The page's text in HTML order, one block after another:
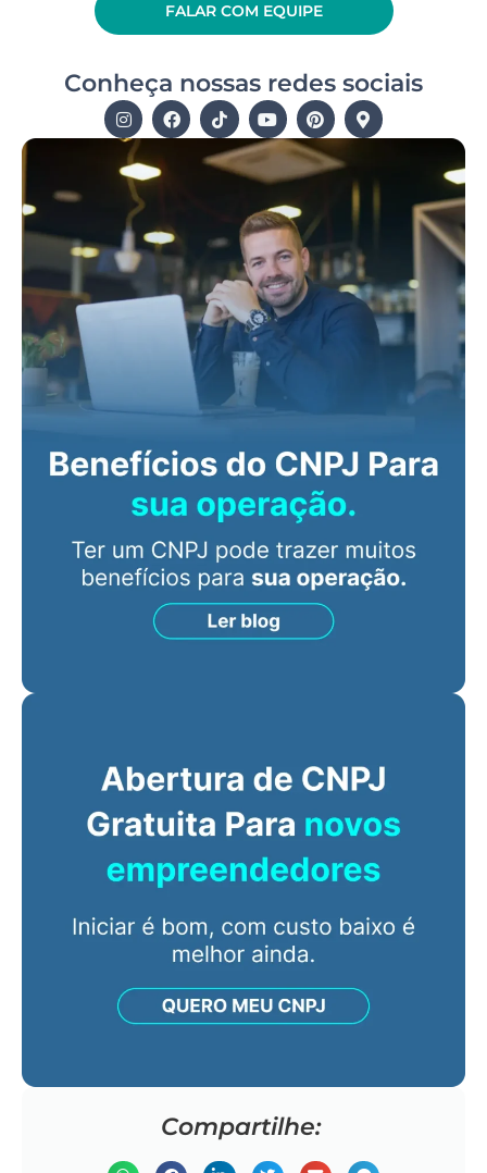
FALAR COM EQUIPE
Conheça nossas redes sociais
Compartilhe: